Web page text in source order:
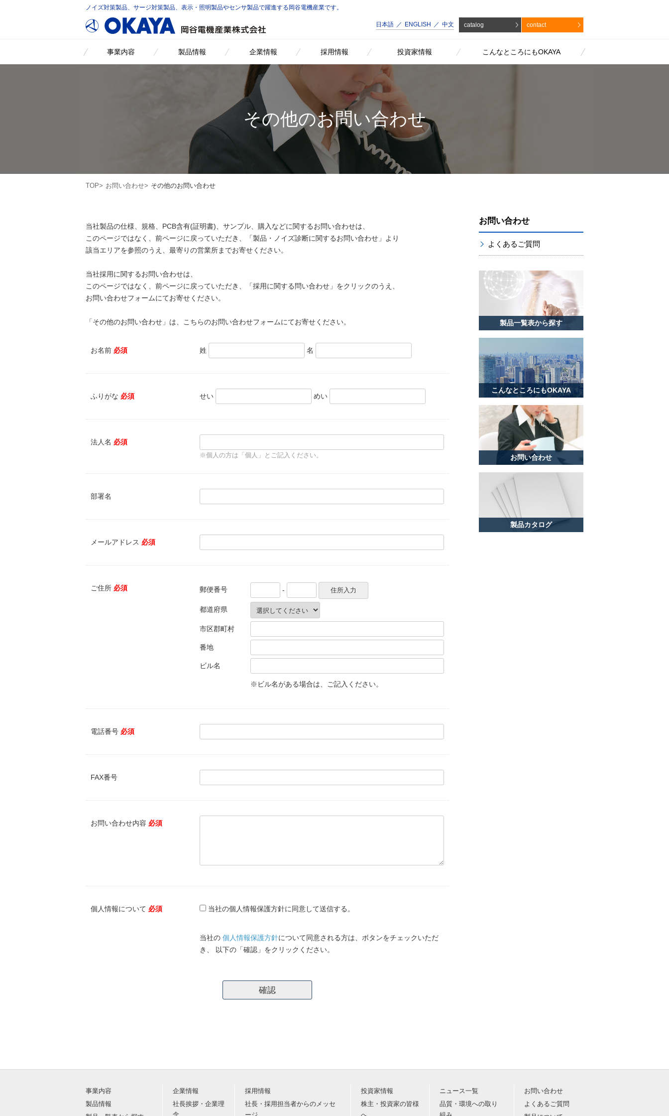
ノイズ対策製品、サージ対策製品、表示・照明製品やセンサ製品で躍進する岡谷電機産業です。
日本語 ENGLISH 中文 catalog contact
事業内容 製品情報 企業情報 採用情報 投資家情報 こんなところにもOKAYA
その他のお問い合わせ
TOP お問い合わせ その他のお問い合わせ
当社製品の仕様、規格、PCB含有(証明書)、サンプル、購入などに関するお問い合わせは、
このページではなく、前ページに戻っていただき、「製品・ノイズ診断に関するお問い合わせ」より
該当エリアを参照のうえ、最寄りの営業所までお寄せください。
当社採用に関するお問い合わせは、
このページではなく、前ページに戻っていただき、「採用に関する問い合わせ」をクリックのうえ、
お問い合わせフォームにてお寄せください。
「その他のお問い合わせ」は、こちらのお問い合わせフォームにてお寄せください。
お名前 必須 姓 名
ふりがな 必須 せい めい
法人名 必須
※個人の方は「個人」とご記入ください。
部署名
メールアドレス 必須
ご住所 必須 郵便番号 -
都道府県
市区郡町村
番地
ビル名
※ビル名がある場合は、ご記入ください。
電話番号 必須
FAX番号
お問い合わせ内容 必須
個人情報について 必須 当社の個人情報保護方針に同意して送信する。
当社の 個人情報保護方針について同意される方は、ボタンをチェックいただ
き、 以下の「確認」をクリックください。
お問い合わせ
よくあるご質問
製品一覧表から探す
こんなところにもOKAYA
お問い合わせ
製品カタログ
事業内容
製品情報
企業情報
社長挨拶・企業理
採用情報
社長・採用担当者からのメッセ
投資家情報
株主・投資家の皆様
ニュース一覧
品質・環境への取り
お問い合わせ
よくあるご質問